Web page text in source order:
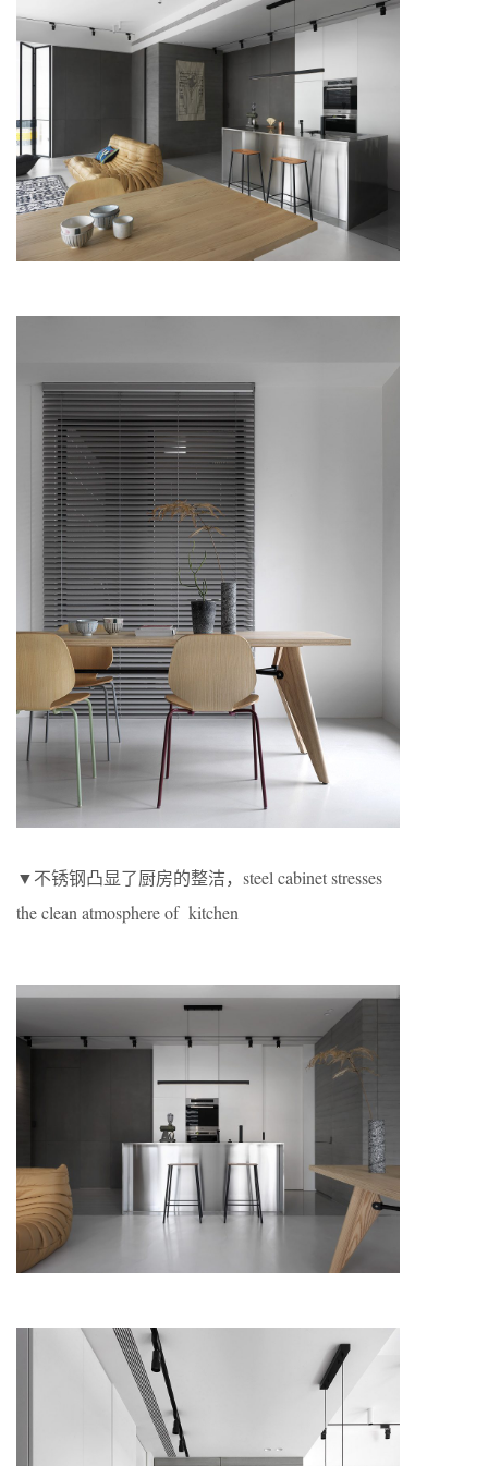
▼不锈钢凸显了厨房的整洁，steel cabinet stresses
the clean atmosphere of kitchen